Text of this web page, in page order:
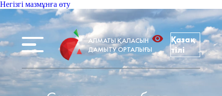
Негізгі мазмұнға өту
АЛМАТЫ ҚАЛАСЫН
ДАМЫТУ ОРТАЛЫҒЫ
Қазақ
тілі